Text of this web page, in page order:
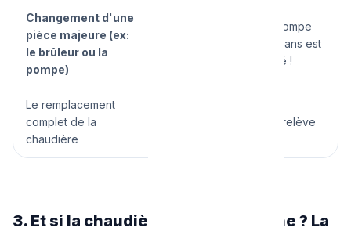
Changement d'une
pièce majeure (ex:
le brûleur ou la
pompe)
Une pompe
qui rend l'âme après 12 ans est
un dommage de vétusté !
Le remplacement
complet de la
chaudière
discussion, l'immobilier relève
3. Et si la chaudière tombe en panne ? La